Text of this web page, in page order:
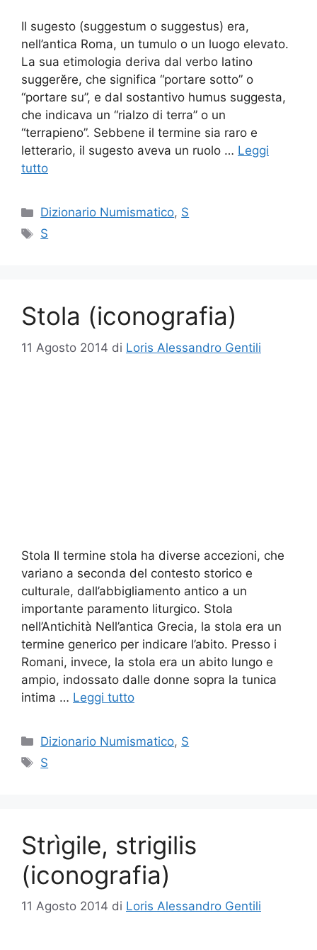
Il sugesto (suggestum o suggestus) era,
nell’antica Roma, un tumulo o un luogo elevato.
La sua etimologia deriva dal verbo latino
suggerĕre, che significa “portare sotto” o
“portare su”, e dal sostantivo humus suggesta,
che indicava un “rialzo di terra” o un
“terrapieno”. Sebbene il termine sia raro e
letterario, il sugesto aveva un ruolo … Leggi
tutto
Categorie
Dizionario Numismatico, S
Tag
S
Stola (iconografia)
11 Agosto 2014 di Loris Alessandro Gentili
Stola Il termine stola ha diverse accezioni, che
variano a seconda del contesto storico e
culturale, dall’abbigliamento antico a un
importante paramento liturgico. Stola
nell’Antichità Nell’antica Grecia, la stola era un
termine generico per indicare l’abito. Presso i
Romani, invece, la stola era un abito lungo e
ampio, indossato dalle donne sopra la tunica
intima … Leggi tutto
Categorie
Dizionario Numismatico, S
Tag
S
Strìgile, strigilis
(iconografia)
11 Agosto 2014 di Loris Alessandro Gentili